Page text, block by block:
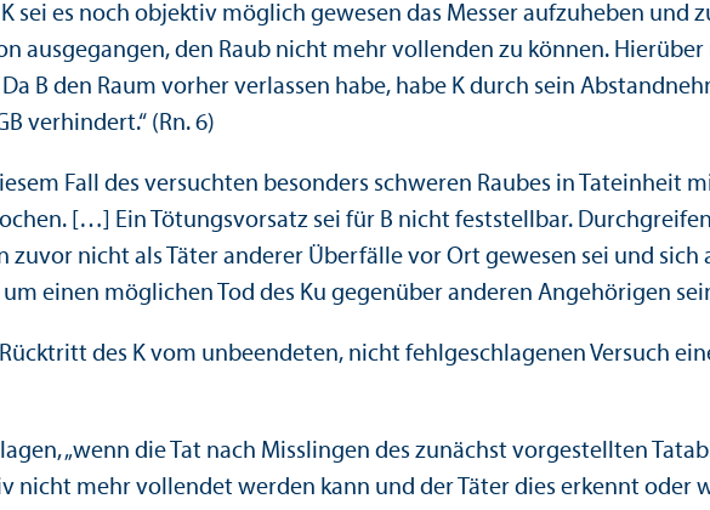
sei es noch objektiv möglich gewesen das Messer aufzuheben und
ausgegangen, den Raub nicht mehr vollenden zu können.
B den Raum vorher verlassen habe, habe K durch sein
verhindert.“ (Rn. 6)
Fall des versuchten besonders schweren Raubes in Tateinheit
[…] Ein Tötungs­vorsatz sei für B nicht feststellbar.
zuvor nicht als Täter anderer Über­fälle vor Ort gewesen sei und
einen möglichen Tod des Ku gegenüber anderen Angehörigen
des K vom unbeendeten, nicht fehlgeschlagenen Versuch
„wenn die Tat nach Misslingen des zunächst vorgestellten
nicht mehr vollendet werden kann und der Täter dies erkennt oder